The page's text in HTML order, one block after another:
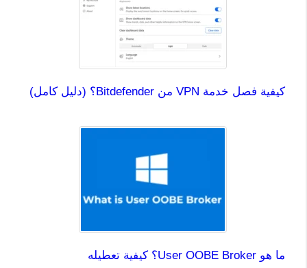
كيفية فصل خدمة VPN من Bitdefender؟ (دليل كامل)
ما هو User OOBE Broker؟ كيفية تعطيله